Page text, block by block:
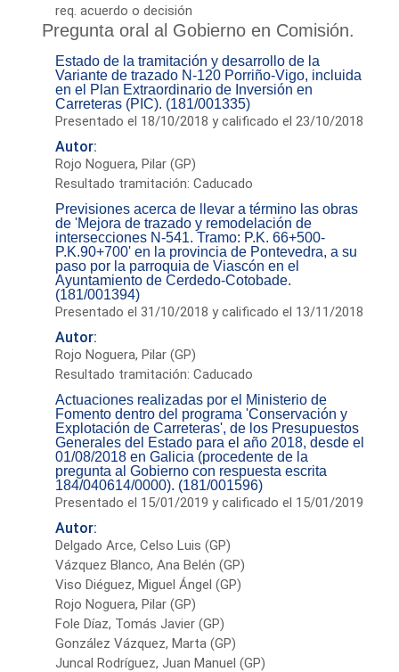
req. acuerdo o decisión
Pregunta oral al Gobierno en Comisión.
Estado de la tramitación y desarrollo de la
Variante de trazado N-120 Porriño-Vigo, incluida
en el Plan Extraordinario de Inversión en
Carreteras (PIC). (181/001335)
Presentado el 18/10/2018 y calificado el 23/10/2018
Autor:
Rojo Noguera, Pilar (GP)
Resultado tramitación: Caducado
Previsiones acerca de llevar a término las obras
de 'Mejora de trazado y remodelación de
intersecciones N-541. Tramo: P.K. 66+500-
P.K.90+700' en la provincia de Pontevedra, a su
paso por la parroquia de Viascón en el
Ayuntamiento de Cerdedo-Cotobade.
(181/001394)
Presentado el 31/10/2018 y calificado el 13/11/2018
Autor:
Rojo Noguera, Pilar (GP)
Resultado tramitación: Caducado
Actuaciones realizadas por el Ministerio de
Fomento dentro del programa 'Conservación y
Explotación de Carreteras', de los Presupuestos
Generales del Estado para el año 2018, desde el
01/08/2018 en Galicia (procedente de la
pregunta al Gobierno con respuesta escrita
184/040614/0000). (181/001596)
Presentado el 15/01/2019 y calificado el 15/01/2019
Autor:
Delgado Arce, Celso Luis (GP)
Vázquez Blanco, Ana Belén (GP)
Viso Diéguez, Miguel Ángel (GP)
Rojo Noguera, Pilar (GP)
Fole Díaz, Tomás Javier (GP)
González Vázquez, Marta (GP)
Juncal Rodríguez, Juan Manuel (GP)